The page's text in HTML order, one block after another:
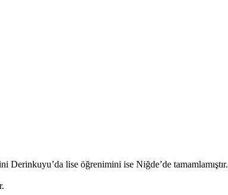
lise öğrenimini ise Niğde’de tamamlamıştır.